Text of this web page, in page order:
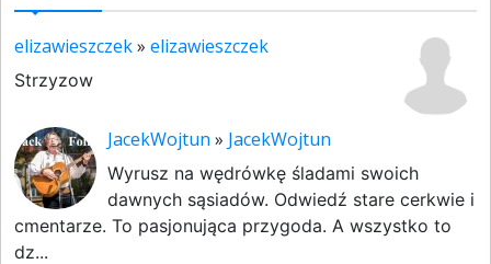
elizawieszczek» elizawieszczek
Strzyzow
JacekWojtun » JacekWojtun
Wyrusz na wędrówkę śladami swoich
dawnych sąsiadów. Odwiedź stare cerkwie i
cmentarze. To pasjonująca przygoda. A wszystko to
dz...